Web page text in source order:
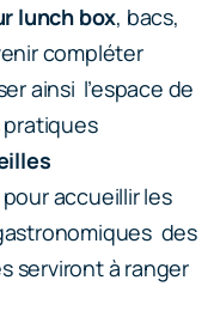
lunch box, bacs,
compléter
ainsi l’espace de
pratiques
accueillir les
des
serviront à ranger